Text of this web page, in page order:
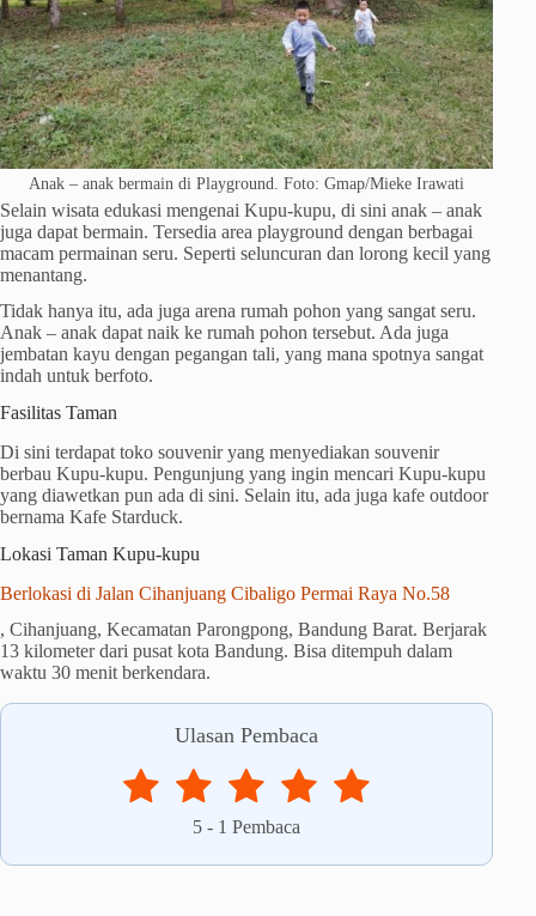
Anak – anak bermain di Playground. Foto: Gmap/Mieke Irawati
Selain wisata edukasi mengenai Kupu-kupu, di sini anak – anak
juga dapat bermain. Tersedia area playground dengan berbagai
macam permainan seru. Seperti seluncuran dan lorong kecil yang
menantang.
Tidak hanya itu, ada juga arena rumah pohon yang sangat seru.
Anak – anak dapat naik ke rumah pohon tersebut. Ada juga
jembatan kayu dengan pegangan tali, yang mana spotnya sangat
indah untuk berfoto.
Fasilitas Taman
Di sini terdapat toko souvenir yang menyediakan souvenir
berbau Kupu-kupu. Pengunjung yang ingin mencari Kupu-kupu
yang diawetkan pun ada di sini. Selain itu, ada juga kafe outdoor
bernama Kafe Starduck.
Lokasi Taman Kupu-kupu
Berlokasi di Jalan Cihanjuang Cibaligo Permai Raya No.58
, Cihanjuang, Kecamatan Parongpong, Bandung Barat. Berjarak
13 kilometer dari pusat kota Bandung. Bisa ditempuh dalam
waktu 30 menit berkendara.
Ulasan Pembaca
5 - 1 Pembaca